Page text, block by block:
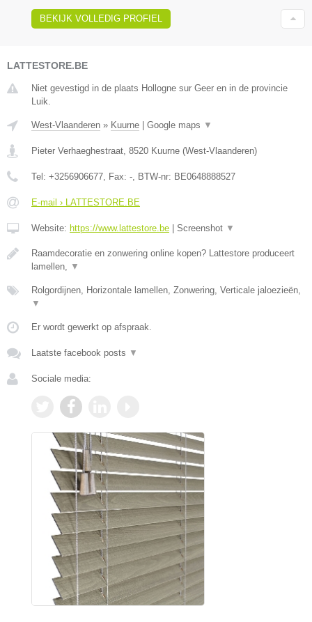
BEKIJK VOLLEDIG PROFIEL
LATTESTORE.BE
Niet gevestigd in de plaats Hollogne sur Geer en in de provincie
Luik.
West-Vlaanderen » Kuurne Google maps ▼
Pieter Verhaeghestraat 8520 Kuurne (West-Vlaanderen)
Tel: +3256906677 , Fax: - , BTW-nr: BE0648888527
E-mail › LATTESTORE.BE
Website: https://www.lattestore.be Screenshot ▼
Raamdecoratie en zonwering online kopen? Lattestore produceert
lamellen,
▼
Rolgordijnen, Horizontale lamellen, Zonwering, Verticale jaloezieën,
▼
Er wordt gewerkt op afspraak.
Laatste facebook posts ▼
Sociale media: